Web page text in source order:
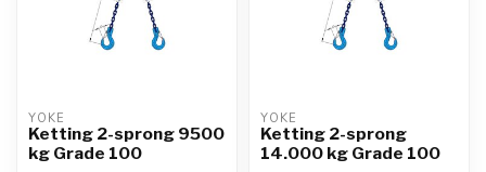
YOKE
Ketting 2-sprong 9500
kg Grade 100
YOKE
Ketting 2-sprong
14.000 kg Grade 100